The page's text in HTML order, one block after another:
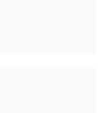
clarification.